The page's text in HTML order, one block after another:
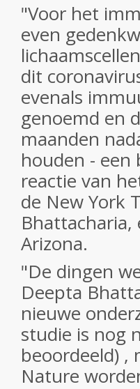
"Voor het
even
dit
evenals
genoemd en
maanden
houden - een
reactie van
de New York
Arizona.
"De dingen
Deepta
nieuwe
studie is nog
beoordeeld) ,
Nature